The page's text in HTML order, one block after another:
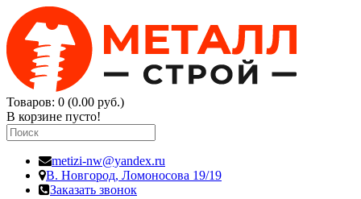
Товаров: 0 (0.00 руб.)
В корзине пусто!
metizi-nw@yandex.ru
В. Новгород, Ломоносова 19/19
Заказать звонок